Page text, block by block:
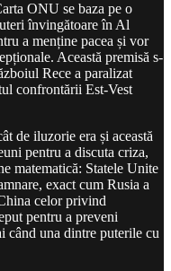
ONU se baza pe o
învingătoare în Al
a menține pacea și vor
Această premisă s-
Rece a paralizat
confrontării Est-Vest
de iluzorie era și această
pentru a discuta criza,
matematică: Statele Unite
exact cum Rusia a
celor privind
pentru a preveni
când una dintre puterile cu